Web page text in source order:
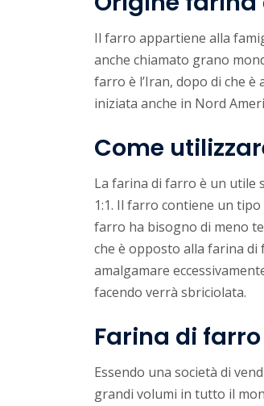
Il farro appartiene alla
anche chiamato grano
farro è l’Iran, dopo di che
iniziata anche in Nord
Come
La farina di farro è un utile
1:1. Il farro contiene un
farro ha bisogno di meno
che è opposto alla farina
amalgamare
facendo verrà sbriciolata.
Farina di
Essendo una società di
grandi volumi in tutto il